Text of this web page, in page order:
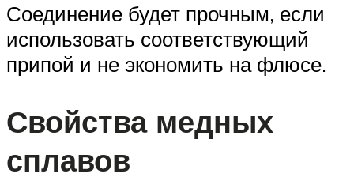
Соединение будет прочным, если
использовать соответствующий
припой и не экономить на флюсе.
Свойства медных
сплавов